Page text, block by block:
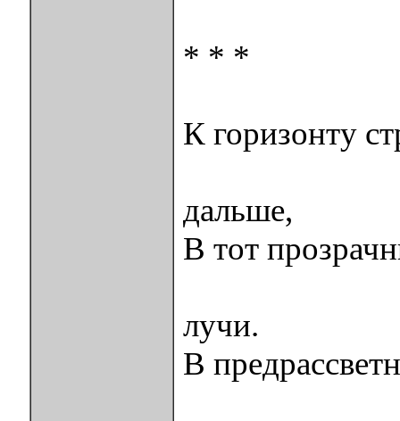
* * *
К горизонту
дальше,
В тот
лучи.
В